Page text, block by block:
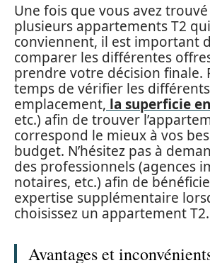
Une fois que vous avez
plusieurs appartements T2
conviennent, il est important
comparer les différentes
prendre votre décision finale.
temps de vérifier les
emplacement, la superficie
etc.) afin de trouver
correspond le mieux à vos
budget. N’hésitez pas à
des professionnels (agences
notaires, etc.) afin de
expertise supplémentaire
choisissez un appartement T2.
Avantages et